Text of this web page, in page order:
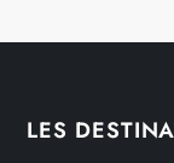
LES